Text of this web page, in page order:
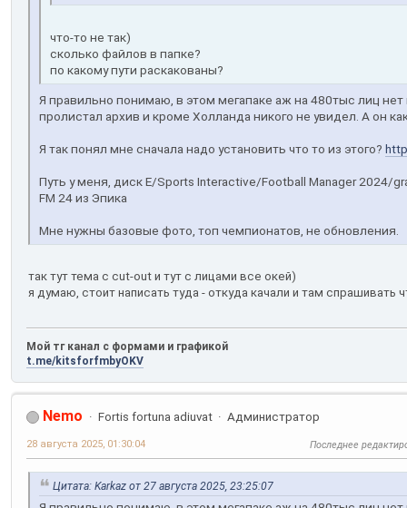
что-то не так)
сколько файлов в папке?
по какому пути раскакованы?
Я правильно понимаю, в этом мегапаке аж на 480тыс лиц нет
пролистал архив и кроме Холланда никого не увидел. А он
Я так понял мне сначала надо установить что то из этого?
Путь у меня, диск E/Sports Interactive/Football Manager 2024/
FM 24 из Эпика
Мне нужны базовые фото, топ чемпионатов, не обновления.
так тут тема с cut-out и тут с лицами все окей)
я думаю, стоит написать туда - откуда качали и там спрашивать
Мой тг канал с формами и графикой
t.me/kitsforfmbyOKV
Nemo Fortis fortuna adiuvat Администратор
28 августа 2025, 01:30:04 Последнее
Цитата: Karkaz от 27 августа 2025, 23:25:07